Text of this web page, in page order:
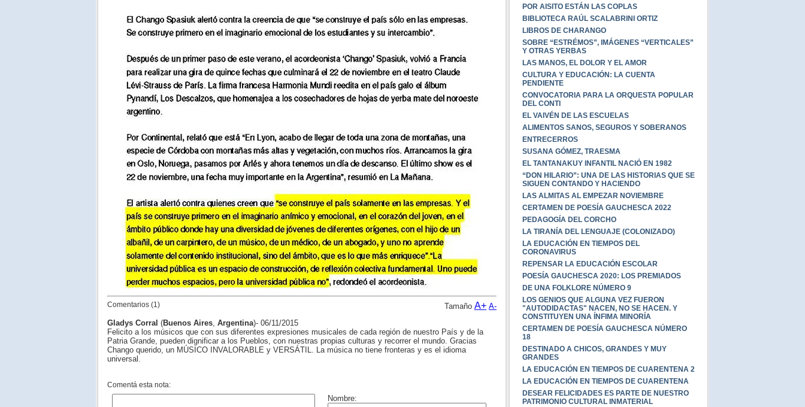
Comentarios (1) Tamaño A+ A-
Gladys Corral (Buenos Aires Argentina)- 06/11/2015
Felicito a los músicos que con sus diferentes expresiones musicales de cada región de nuestro País y de la
Patria Grande, pueden dignificar a los Pueblos, con nuestras propias culturas y recorrer el mundo. Gracias
Chango querido, un MÚSICO INVALORABLE y VERSÁTIL. La música no tiene fronteras y es el idioma
universal.
Comentá esta nota:
POR AISITO ESTÁN LAS COPLAS
BIBLIOTECA RAÚL SCALABRINI ORTIZ
LIBROS DE CHARANGO
SOBRE “ESTRÉMOS”, IMÁGENES “VERTICALES”
Y OTRAS YERBAS
LAS MANOS, EL DOLOR Y EL AMOR
CULTURA Y EDUCACIÓN: LA CUENTA
PENDIENTE
CONVOCATORIA PARA LA ORQUESTA POPULAR
DEL CONTI
EL VAIVÉN DE LAS ESCUELAS
ALIMENTOS SANOS, SEGUROS Y SOBERANOS
ENTRECERROS
SUSANA GÓMEZ, TRAESMA
EL TANTANAKUY INFANTIL NACIÓ EN 1982
“DON HILARIO”: UNA DE LAS HISTORIAS QUE SE
SIGUEN CONTANDO Y HACIENDO
LAS ALMITAS AL EMPEZAR NOVIEMBRE
CERTAMEN DE POESÍA GAUCHESCA 2022
PEDAGOGÍA DEL CORCHO
LA TIRANÍA DEL LENGUAJE (COLONIZADO)
LA EDUCACIÓN EN TIEMPOS DEL
CORONAVIRUS
REPENSAR LA EDUCACIÓN ESCOLAR
POESÍA GAUCHESCA 2020: LOS PREMIADOS
DE UNA FOLKLORE NÚMERO 9
LOS GENIOS QUE ALGUNA VEZ FUERON
"AUTODIDACTAS" NACEN, NO SE HACEN. Y
CONSTITUYEN UNA ÍNFIMA MINORÍA
CERTAMEN DE POESÍA GAUCHESCA NÚMERO
18
DESTINADO A CHICOS, GRANDES Y MUY
GRANDES
LA EDUCACIÓN EN TIEMPOS DE CUARENTENA 2
LA EDUCACIÓN EN TIEMPOS DE CUARENTENA
DESEAR FELICIDADES ES PARTE DE NUESTRO
PATRIMONIO CULTURAL INMATERIAL